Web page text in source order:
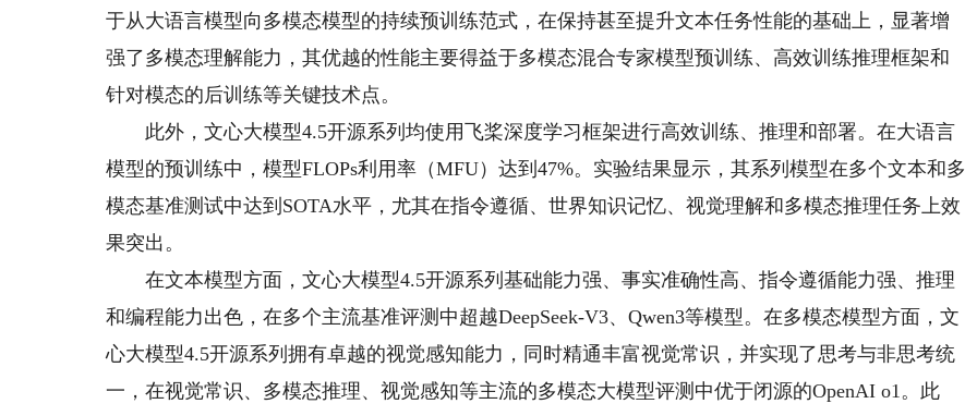
于从大语言模型向多模态模型的持续预训练范式，在保持甚至提升文本任务性能的基础上，显著增
强了多模态理解能力，其优越的性能主要得益于多模态混合专家模型预训练、高效训练推理框架和
针对模态的后训练等关键技术点。
此外，文心大模型4.5开源系列均使用飞桨深度学习框架进行高效训练、推理和部署。在大语言
模型的预训练中，模型FLOPs利用率（MFU）达到47%。实验结果显示，其系列模型在多个文本和多
模态基准测试中达到SOTA水平，尤其在指令遵循、世界知识记忆、视觉理解和多模态推理任务上效
果突出。
在文本模型方面，文心大模型4.5开源系列基础能力强、事实准确性高、指令遵循能力强、推理
和编程能力出色，在多个主流基准评测中超越DeepSeek-V3、Qwen3等模型。在多模态模型方面，文
心大模型4.5开源系列拥有卓越的视觉感知能力，同时精通丰富视觉常识，并实现了思考与非思考统
一，在视觉常识、多模态推理、视觉感知等主流的多模态大模型评测中优于闭源的OpenAI o1。此